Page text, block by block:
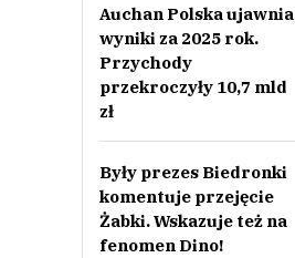
Auchan Polska ujawnia
wyniki za 2025 rok.
Przychody
przekroczyły 10,7 mld
zł
Były prezes Biedronki
komentuje przejęcie
Żabki. Wskazuje też na
fenomen Dino!